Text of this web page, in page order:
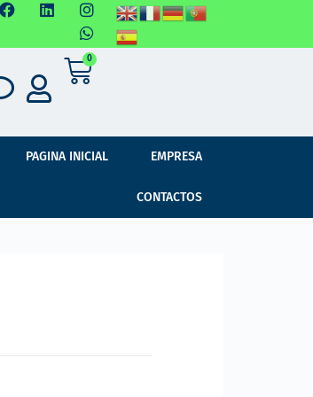
0
PAGINA INICIAL EMPRESA
CONTACTOS